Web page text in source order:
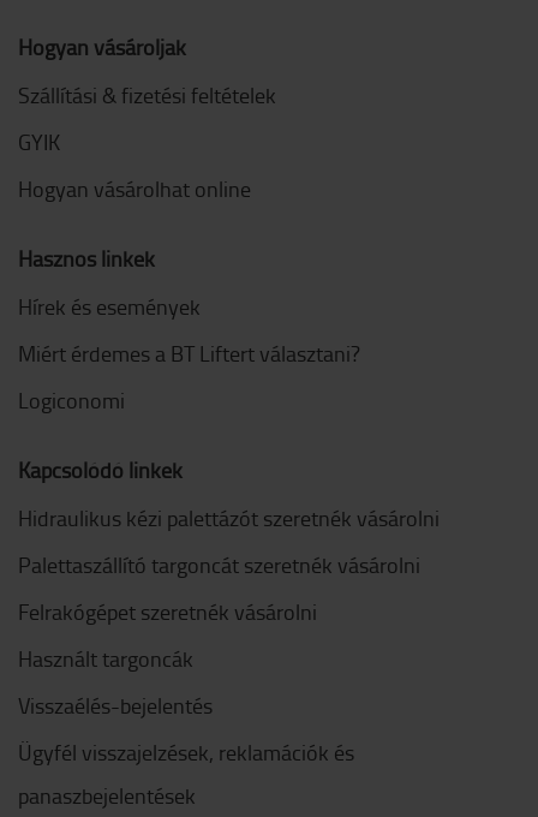
Hogyan vásároljak
Szállítási & fizetési feltételek
GYIK
Hogyan vásárolhat online
Hasznos linkek
Hírek és események
Miért érdemes a BT Liftert választani?
Logiconomi
Kapcsolódó linkek
Hidraulikus kézi palettázót szeretnék vásárolni
Palettaszállító targoncát szeretnék vásárolni
Felrakógépet szeretnék vásárolni
Használt targoncák
Visszaélés-bejelentés
Ügyfél visszajelzések, reklamációk és
panaszbejelentések